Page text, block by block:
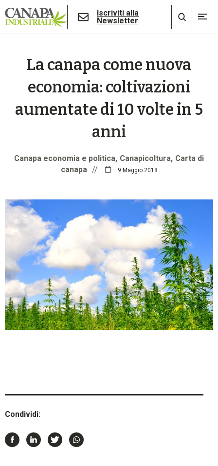
Iscriviti alla
Newsletter
La canapa come nuova
economia: coltivazioni
aumentate di 10 volte in 5
anni
Canapa economia e politica Canapicoltura Carta di
canapa // 9 Maggio 2018
Condividi: